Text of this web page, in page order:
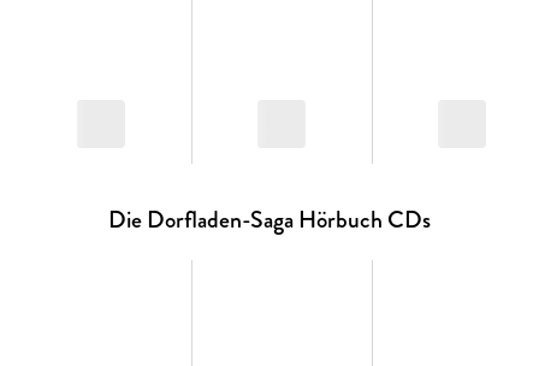
Die Dorfladen-Saga Hörbuch CDs